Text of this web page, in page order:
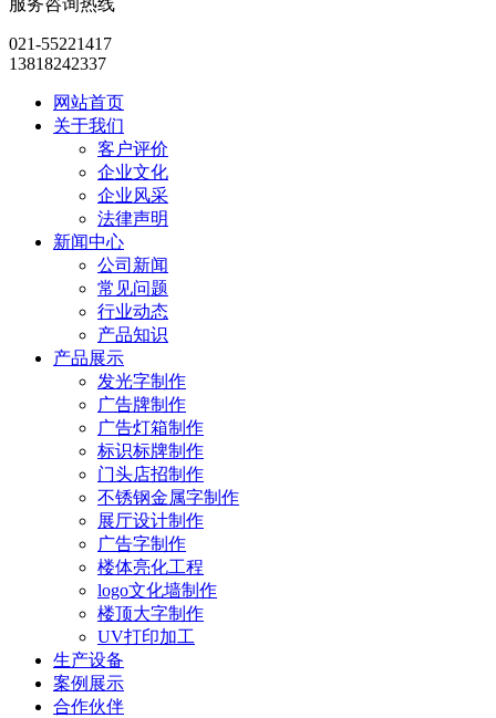
021-55221417
13818242337
网站首页
关于我们
客户评价
企业文化
企业风采
法律声明
新闻中心
公司新闻
常见问题
行业动态
产品知识
产品展示
发光字制作
广告牌制作
广告灯箱制作
标识标牌制作
门头店招制作
不锈钢金属字制作
展厅设计制作
广告字制作
楼体亮化工程
logo文化墙制作
楼顶大字制作
UV打印加工
生产设备
案例展示
合作伙伴